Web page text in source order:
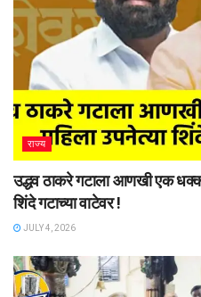
राज्य
उद्धव ठाकरे गटाला आणखी एक
शिंदे गटाच्या वाटेवर !
JULY 4, 2026